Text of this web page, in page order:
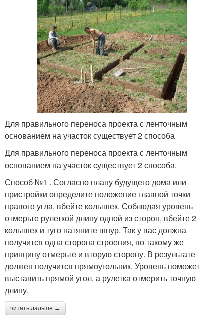
Для правильного переноса проекта с ленточным
основанием на участок существует 2 способа
Для правильного переноса проекта с ленточным
основанием на участок существует 2 способа.
Способ №1 . Согласно плану будущего дома или
пристройки определите положение главной точки
правого угла, вбейте колышек. Соблюдая уровень
отмерьте рулеткой длину одной из сторон, вбейте 2
колышек и туго натяните шнур. Так у вас должна
получится одна сторона строения, по такому же
принципу отмерьте и вторую сторону. В результате
должен получится прямоугольник. Уровень поможет
выставить прямой угол, а рулетка отмерить точную
длину.
читать дальше →